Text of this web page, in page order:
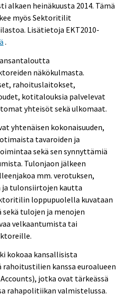
alkaen heinäkuusta 2014. Tämä
myös Sektoritilit
Lisätietoja EKT2010-
.
näkökulmasta.
rahoituslaitokset,
kotitalouksia palvelevat
yhteisöt sekä ulkomaat.
yhtenäisen kokonaisuuden,
tavaroiden ja
sekä sen synnyttämiä
Tulonjaon jälkeen
mm. verotuksen,
ja tulonsiirtojen kautta
loppupuolella kuvataan
tulojen ja menojen
velkaantumista tai
kokoaa kansallisista
kanssa euroalueen
jotka ovat tärkeässä
rahapolitiikan valmistelussa.